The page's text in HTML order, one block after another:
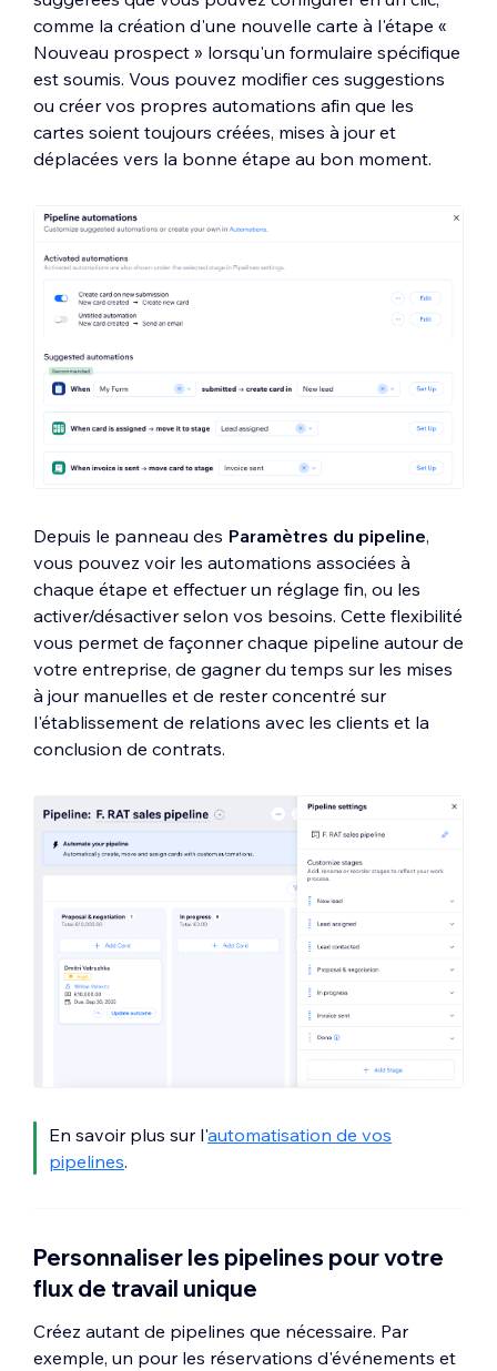
comme la création d'une nouvelle carte à l'étape «
Nouveau prospect » lorsqu'un formulaire spécifique
est soumis. Vous pouvez modifier ces suggestions
ou créer vos propres automations afin que les
cartes soient toujours créées, mises à jour et
déplacées vers la bonne étape au bon moment.
Depuis le panneau des Paramètres du pipeline,
vous pouvez voir les automations associées à
chaque étape et effectuer un réglage fin, ou les
activer/désactiver selon vos besoins. Cette flexibilité
vous permet de façonner chaque pipeline autour de
votre entreprise, de gagner du temps sur les mises
à jour manuelles et de rester concentré sur
l'établissement de relations avec les clients et la
conclusion de contrats.
En savoir plus sur l'automatisation de vos
pipelines.
Personnaliser les pipelines pour votre
flux de travail unique
Créez autant de pipelines que nécessaire. Par
exemple, un pour les réservations d'événements et